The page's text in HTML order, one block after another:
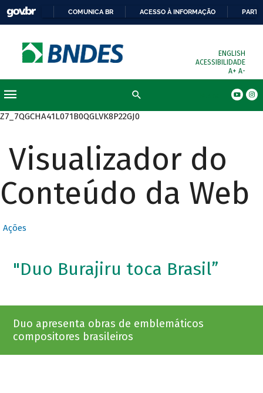
COMUNICA BR ACESSO À INFORMAÇÃO
ENGLISH
ACESSIBILIDADE
A+ A-
Z7_7QGCHA41L071B0QGLVK8P22GJ0
Visualizador do
Conteúdo da Web
Ações
"Duo Burajiru toca Brasil”
Duo apresenta obras de emblemáticos
compositores brasileiros